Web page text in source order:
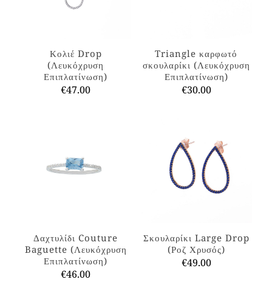
Κολιέ Drop
(Λευκόχρυση
Επιπλατίνωση)
€47.00
παραλλαγές.
Οι
σελίδα
του
προϊόντος
Triangle καρφωτό
σκουλαρίκι (Λευκόχρυση
Επιπλατίνωση)
€30.00
πολλαπλές
παραλλαγές.
Οι
επιλογές
μπορούν
σελίδα
του
προϊόντος
Δαχτυλίδι Couture
Baguette (Λευκόχρυση
Επιπλατίνωση)
€46.00
Σκουλαρίκι Large Drop
(Ροζ Χρυσός)
€49.00